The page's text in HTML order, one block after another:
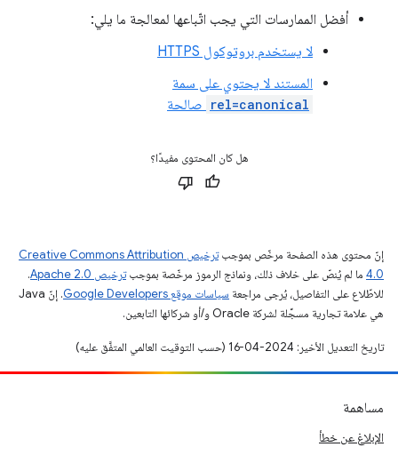
أفضل الممارسات التي يجب اتّباعها لمعالجة ما يلي:
لا يستخدم بروتوكول HTTPS
المستند لا يحتوي على سمة
rel=canonical صالحة
هل كان المحتوى مفيدًا؟
إنّ محتوى هذه الصفحة مرخّص بموجب
ترخيص Creative Commons Attribution
4.0‏ ما لم يُنصّ على خلاف ذلك، ونماذج الرموز مرخّصة بموجبترخيص Apache 2.0‏
.
للاطّلاع على التفاصيل، يُرجى مراجعة سياسات موقع Google Developers‏
. إنّ Java
هي علامة تجارية مسجَّلة لشركة Oracle و/أو شركائها التابعين.
تاريخ التعديل الأخير: 2024-04-16 (حسب التوقيت العالمي المتفَّق عليه)
مساهمة
الإبلاغ عن خطأ